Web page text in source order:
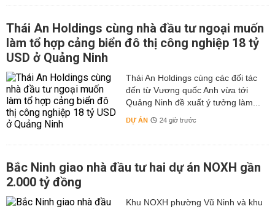
Thái An Holdings cùng nhà đầu tư ngoại muốn
làm tổ hợp cảng biển đô thị công nghiệp 18 tỷ
USD ở Quảng Ninh
Thái An Holdings cùng các đối tác
đến từ Vương quốc Anh vừa tới
Quảng Ninh đề xuất ý tưởng làm...
DỰ ÁN 24 giờ trước
Bắc Ninh giao nhà đầu tư hai dự án NOXH gần
2.000 tỷ đồng
Khu NOXH phường Vũ Ninh và khu